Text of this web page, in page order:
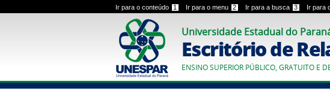
Ir para o conteúdo 1 Ir para o menu 2 Ir para a busca 3 Ir para
Universidade Estadual do
Escritório de
ENSINO SUPERIOR PÚBLICO, GRATUITO E